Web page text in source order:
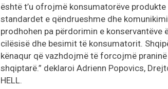
është t’u ofrojmë konsumatorëve
standardet e qëndrueshme dhe
prodhohen pa përdorimin e
cilësisë dhe besimit të konsumatorit.
kënaqur që vazhdojmë të forcojmë
shqiptarë.” deklaroi Adrienn Popovics,
HELL.